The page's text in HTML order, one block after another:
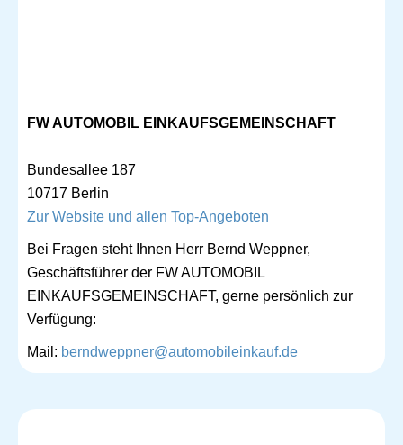
FW AUTOMOBIL EINKAUFSGEMEINSCHAFT
Bundesallee 187
10717 Berlin
Zur Website und allen Top-Angeboten
Bei Fragen steht Ihnen Herr Bernd Weppner,
Geschäftsführer der FW AUTOMOBIL
EINKAUFSGEMEINSCHAFT, gerne persönlich zur
Verfügung:
Mail: berndweppner@automobileinkauf.de